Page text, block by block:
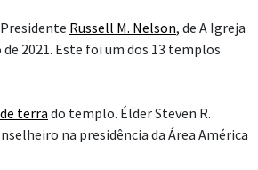
Russell M. Nelson, de A Igreja
2021. Este foi um dos 13 templos
terra do templo. Élder Steven R.
na presidência da Área América